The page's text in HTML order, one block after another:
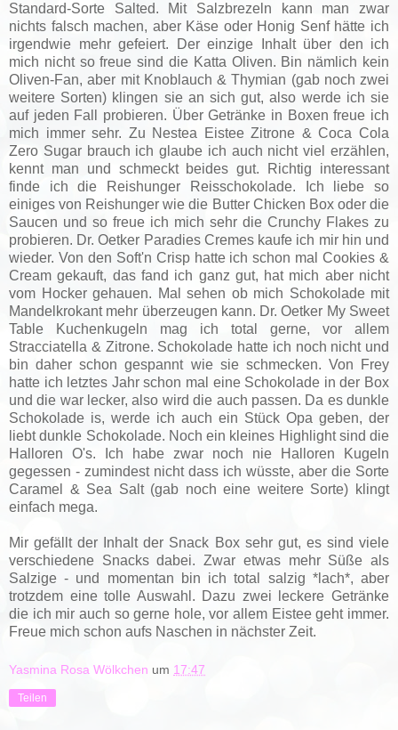
Standard-Sorte Salted. Mit Salzbrezeln kann man zwar
nichts falsch machen, aber Käse oder Honig Senf hätte ich
irgendwie mehr gefeiert. Der einzige Inhalt über den ich
mich nicht so freue sind die Katta Oliven. Bin nämlich kein
Oliven-Fan, aber mit Knoblauch & Thymian (gab noch zwei
weitere Sorten) klingen sie an sich gut, also werde ich sie
auf jeden Fall probieren. Über Getränke in Boxen freue ich
mich immer sehr. Zu Nestea Eistee Zitrone & Coca Cola
Zero Sugar brauch ich glaube ich auch nicht viel erzählen,
kennt man und schmeckt beides gut. Richtig interessant
finde ich die Reishunger Reisschokolade. Ich liebe so
einiges von Reishunger wie die Butter Chicken Box oder die
Saucen und so freue ich mich sehr die Crunchy Flakes zu
probieren. Dr. Oetker Paradies Cremes kaufe ich mir hin und
wieder. Von den Soft'n Crisp hatte ich schon mal Cookies &
Cream gekauft, das fand ich ganz gut, hat mich aber nicht
vom Hocker gehauen. Mal sehen ob mich Schokolade mit
Mandelkrokant mehr überzeugen kann. Dr. Oetker My Sweet
Table Kuchenkugeln mag ich total gerne, vor allem
Stracciatella & Zitrone. Schokolade hatte ich noch nicht und
bin daher schon gespannt wie sie schmecken. Von Frey
hatte ich letztes Jahr schon mal eine Schokolade in der Box
und die war lecker, also wird die auch passen. Da es dunkle
Schokolade is, werde ich auch ein Stück Opa geben, der
liebt dunkle Schokolade. Noch ein kleines Highlight sind die
Halloren O's. Ich habe zwar noch nie Halloren Kugeln
gegessen - zumindest nicht dass ich wüsste, aber die Sorte
Caramel & Sea Salt (gab noch eine weitere Sorte) klingt
einfach mega.
Mir gefällt der Inhalt der Snack Box sehr gut, es sind viele
verschiedene Snacks dabei. Zwar etwas mehr Süße als
Salzige - und momentan bin ich total salzig *lach*, aber
trotzdem eine tolle Auswahl. Dazu zwei leckere Getränke
die ich mir auch so gerne hole, vor allem Eistee geht immer.
Freue mich schon aufs Naschen in nächster Zeit.
Yasmina Rosa Wölkchen um 17:47
Teilen